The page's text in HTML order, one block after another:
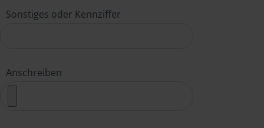
Sonstiges oder Kennziffer
Anschreiben